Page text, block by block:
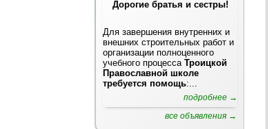
Дорогие братья и сестры!
Для завершения внутренних и
внешних строительных работ и
организации полноценного
учебного процессаТроицкой
Православной школе
требуется помощь:...
подробнее →
все объявления →